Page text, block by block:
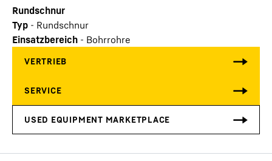
Rundschnur
Typ - Rundschnur
Einsatzbereich - Bohrrohre